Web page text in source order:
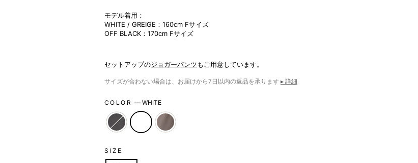
モデル着用：
WHITE / GREIGE：160cm Fサイズ
OFF BLACK：170cm Fサイズ
セットアップのジョガーパンツもご用意しています。
サイズが合わない場合は、お届けから7日以内の返品を承ります ▸ 詳細
COLOR—WHITE
SIZE